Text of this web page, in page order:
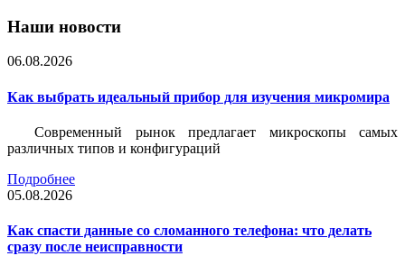
Наши новости
06.08.2026
Как выбрать идеальный прибор для изучения микромира
Современный рынок предлагает микроскопы самых
различных типов и конфигураций
Подробнее
05.08.2026
Как спасти данные со сломанного телефона: что делать
сразу после неисправности